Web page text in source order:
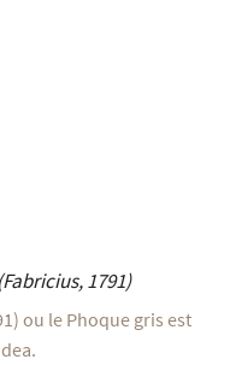
1791)
ou le Phoque gris est